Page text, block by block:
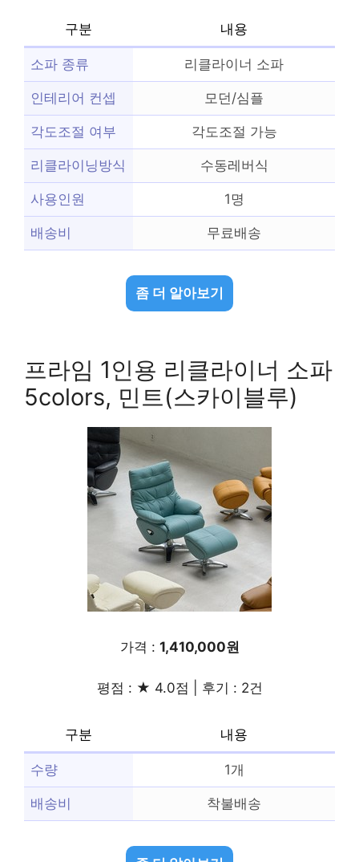
구분 내용
소파 종류 리클라이너 소파
인테리어 컨셉 모던/심플
각도조절 여부 각도조절 가능
리클라이닝방식 수동레버식
사용인원 1명
배송비 무료배송
좀 더 알아보기
프라임 1인용 리클라이너 소파
5colors, 민트(스카이블루)
가격 : 1,410,000원
평점 : ★ 4.0점 | 후기 : 2건
구분 내용
수량 1개
배송비 착불배송